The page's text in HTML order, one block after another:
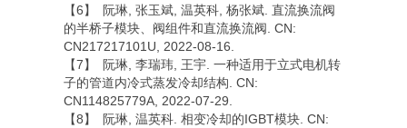
【6】 阮琳, 张玉斌, 温英科, 杨张斌. 直流换流阀
的半桥子模块、阀组件和直流换流阀. CN:
CN217217101U, 2022-08-16.
【7】 阮琳, 李瑞玮, 王宇. 一种适用于立式电机转
子的管道内冷式蒸发冷却结构. CN:
CN114825779A, 2022-07-29.
【8】 阮琳, 温英科. 相变冷却的IGBT模块. CN: